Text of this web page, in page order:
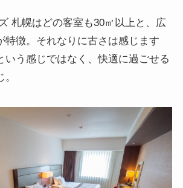
札幌はどの客室も30㎡以上と、広
特徴。それなりに古さは感じます
いう感じではなく、快適に過ごせる